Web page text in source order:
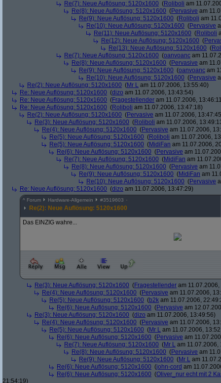
Re(7): Neue Auflösung: 5120x1600 (Roliboli am
Re(8): Neue Auflösung: 5120x1600 (Pervasive am
Re(9): Neue Auflösung: 5120x1600 (Roliboli am
Re(10): Neue Auflösung: 5120x1600 (Pervasive
Re(11): Neue Auflösung: 5120x1600 (Roliboli
Re(12): Neue Auflösung: 5120x1600 (
Re(13): Neue Auflösung: 5120x1600 (
Re(7): Neue Auflösung: 5120x1600 (oanvoanc am
Re(8): Neue Auflösung: 5120x1600 (Pervasive am
Re(9): Neue Auflösung: 5120x1600 (oanvoanc am
Re(10): Neue Auflösung: 5120x1600 (Pervasive
Re(2): Neue Auflösung: 5120x1600 (Mr L am 11.07.2006, 13:55:40)
Re: Neue Auflösung: 5120x1600 (dizo am 11.07.2006, 13:43:54)
Re: Neue Auflösung: 5120x1600 (Fragestellender am 11.07.2006,
Re: Neue Auflösung: 5120x1600 (Roliboli am 11.07.2006, 13:47:18)
Re(2): Neue Auflösung: 5120x1600 (Pervasive am 11.07.2006,
Re(3): Neue Auflösung: 5120x1600 (Roliboli am 11.07.2006,
Re(4): Neue Auflösung: 5120x1600 (Pervasive am 11.07.2006,
Re(5): Neue Auflösung: 5120x1600 (Roliboli am 11.07.2006,
Re(5): Neue Auflösung: 5120x1600 (MidiFan am 11.07.2006,
Re(6): Neue Auflösung: 5120x1600 (Pervasive am
Re(7): Neue Auflösung: 5120x1600 (MidiFan am
Re(8): Neue Auflösung: 5120x1600 (Pervasive am
Re(9): Neue Auflösung: 5120x1600 (MidiFan am
Re(10): Neue Auflösung: 5120x1600 (Pervasive
Re: Neue Auflösung: 5120x1600 (dizo am 11.07.2006, 13:47:29)
^ Forum Hardware-Allgemein #3519603
Re(2): Neue Auflösung: 5120x1600
Das EINZIG wahre...
Re(3): Neue Auflösung: 5120x1600 (Fragestellender am
Re(4): Neue Auflösung: 5120x1600 (Pervasive am 11.07.2006,
Re(5): Neue Auflösung: 5120x1600 (b2k am 11.07.2006,
Re(6): Neue Auflösung: 5120x1600 (Pervasive am
Re(3): Neue Auflösung: 5120x1600 (dizo am 11.07.2006, 13:49:56)
Re(4): Neue Auflösung: 5120x1600 (Pervasive am 11.07.2006,
Re(5): Neue Auflösung: 5120x1600 (Mr L am 11.07.2006,
Re(6): Neue Auflösung: 5120x1600 (Pervasive am
Re(7): Neue Auflösung: 5120x1600 (Mr L am 11.07.2006,
Re(8): Neue Auflösung: 5120x1600 (Pervasive am
Re(9): Neue Auflösung: 5120x1600 (Mr L am
Re(6): Neue Auflösung: 5120x1600 (john-cord am
Re(6): Neue Auflösung: 5120x1600 (Oliver_nur echt mit 2
21:54:19)